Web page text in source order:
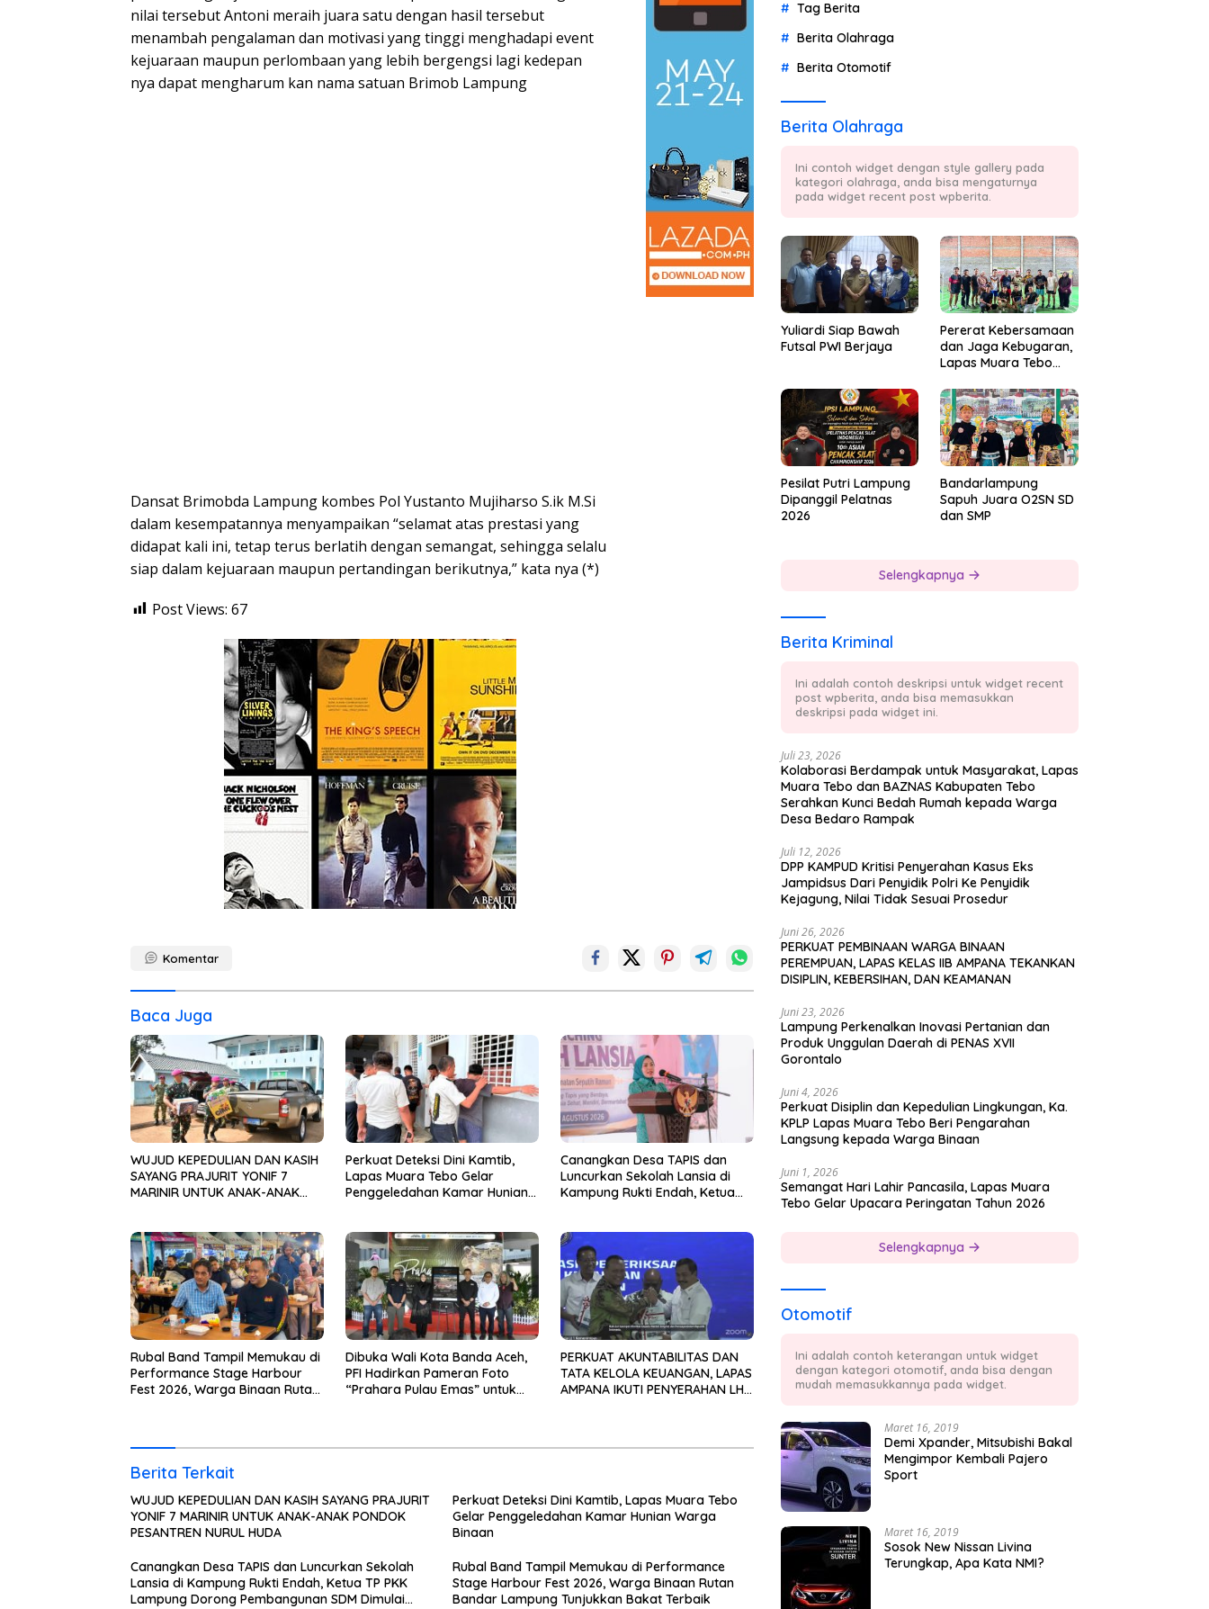
nilai tersebut Antoni meraih juara satu dengan hasil tersebut
menambah pengalaman dan motivasi yang tinggi menghadapi event
kejuaraan maupun perlombaan yang lebih bergengsi lagi kedepan
nya dapat mengharum kan nama satuan Brimob Lampung
Dansat Brimobda Lampung kombes Pol Yustanto Mujiharso S.ik M.Si
dalam kesempatannya menyampaikan “selamat atas prestasi yang
didapat kali ini, tetap terus berlatih dengan semangat, sehingga selalu
siap dalam kejuaraan maupun pertandingan berikutnya,” kata nya (*)
Post Views: 67
Komentar
Baca Juga
WUJUD KEPEDULIAN DAN KASIH
SAYANG PRAJURIT YONIF 7
MARINIR UNTUK ANAK-ANAK
Perkuat Deteksi Dini Kamtib,
Lapas Muara Tebo Gelar
Penggeledahan Kamar Hunian
Canangkan Desa TAPIS dan
Luncurkan Sekolah Lansia di
Kampung Rukti Endah, Ketua
Desa
Rubal Band Tampil Memukau di
Performance Stage Harbour
Fest 2026, Warga Binaan Rutan
Dibuka Wali Kota Banda Aceh,
PFI Hadirkan Pameran Foto
“Prahara Pulau Emas” untuk
PERKUAT AKUNTABILITAS DAN
TATA KELOLA KEUANGAN, LAPAS
AMPANA IKUTI PENYERAHAN LHP
Berita Terkait
WUJUD KEPEDULIAN DAN KASIH SAYANG PRAJURIT
YONIF 7 MARINIR UNTUK ANAK-ANAK PONDOK
PESANTREN NURUL HUDA
Perkuat Deteksi Dini Kamtib, Lapas Muara Tebo
Gelar Penggeledahan Kamar Hunian Warga
Binaan
Canangkan Desa TAPIS dan Luncurkan Sekolah
Lansia di Kampung Rukti Endah, Ketua TP PKK
Lampung Dorong Pembangunan SDM Dimulai
Rubal Band Tampil Memukau di Performance
Stage Harbour Fest 2026, Warga Binaan Rutan
Bandar Lampung Tunjukkan Bakat Terbaik
Tag Berita
Berita Olahraga
Berita Otomotif
Berita Olahraga
Ini contoh widget dengan style gallery pada
kategori olahraga, anda bisa mengaturnya
pada widget recent post wpberita.
Yuliardi Siap Bawah
Futsal PWI Berjaya
Pererat Kebersamaan
dan Jaga Kebugaran,
Lapas Muara Tebo
Bersama
Pesilat Putri Lampung
Dipanggil Pelatnas
2026
Bandarlampung
Sapuh Juara O2SN SD
dan SMP
Selengkapnya
Berita Kriminal
Ini adalah contoh deskripsi untuk widget recent
post wpberita, anda bisa memasukkan
deskripsi pada widget ini.
Juli 23, 2026
Kolaborasi Berdampak untuk Masyarakat, Lapas
Muara Tebo dan BAZNAS Kabupaten Tebo
Serahkan Kunci Bedah Rumah kepada Warga
Desa Bedaro Rampak
Juli 12, 2026
DPP KAMPUD Kritisi Penyerahan Kasus Eks
Jampidsus Dari Penyidik Polri Ke Penyidik
Kejagung, Nilai Tidak Sesuai Prosedur
Juni 26, 2026
PERKUAT PEMBINAAN WARGA BINAAN
PEREMPUAN, LAPAS KELAS IIB AMPANA TEKANKAN
DISIPLIN, KEBERSIHAN, DAN KEAMANAN
Juni 23, 2026
Lampung Perkenalkan Inovasi Pertanian dan
Produk Unggulan Daerah di PENAS XVII
Gorontalo
Juni 4, 2026
Perkuat Disiplin dan Kepedulian Lingkungan, Ka.
KPLP Lapas Muara Tebo Beri Pengarahan
Langsung kepada Warga Binaan
Juni 1, 2026
Semangat Hari Lahir Pancasila, Lapas Muara
Tebo Gelar Upacara Peringatan Tahun 2026
Selengkapnya
Otomotif
Ini adalah contoh keterangan untuk widget
dengan kategori otomotif, anda bisa dengan
mudah memasukkannya pada widget.
Maret 16, 2019
Demi Xpander, Mitsubishi Bakal
Mengimpor Kembali Pajero
Sport
Maret 16, 2019
Sosok New Nissan Livina
Terungkap, Apa Kata NMI?